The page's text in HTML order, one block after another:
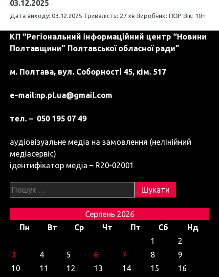
03.12.2025
Дата виходу: 03.12.2025 Тривалість: 27 хв Виробник: ПОР Вік: 10+
КП “Регіональний інформаційний центр “Новини
Полтавщини” Полтавської обласної ради”
м. Полтава, вул. Соборності 45, кім. 517
e-mail:np.pl.ua@gmail.com
тел. – 050 195 07 49
аудіовізуальне медіа на замовлення (нелінійний
медіасервіс)
ідентифікатор медіа – R20-02001
Пошук:
Серпень 2026
Пн
Вт Ср Чт Пт Сб
Нд
1
2
3
4 5 6 7 8
9
10
11 12 13 14 15
16